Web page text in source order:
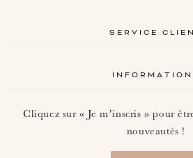
SERVICE
Cliquez sur « Je m’inscris » pour
nouveautés !